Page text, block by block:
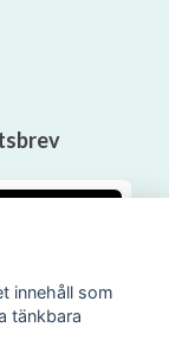
innehåll som
tänkbara